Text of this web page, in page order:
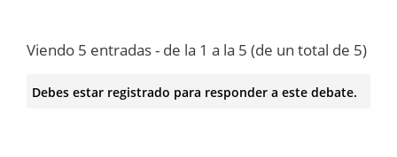
Viendo 5 entradas - de la 1 a la 5 (de un total de 5)
Debes estar registrado para responder a este debate.